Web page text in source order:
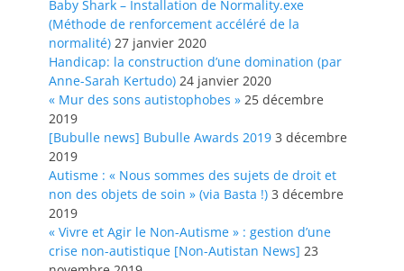
Baby Shark – Installation de Normality.exe
(Méthode de renforcement accéléré de la
normalité) 27 janvier 2020
Handicap: la construction d’une domination (par
Anne-Sarah Kertudo) 24 janvier 2020
« Mur des sons autistophobes » 25 décembre
2019
[Bubulle news] Bubulle Awards 2019 3 décembre
2019
Autisme : « Nous sommes des sujets de droit et
non des objets de soin » (via Basta !) 3 décembre
2019
« Vivre et Agir le Non-Autisme » : gestion d’une
crise non-autistique [Non-Autistan News] 23